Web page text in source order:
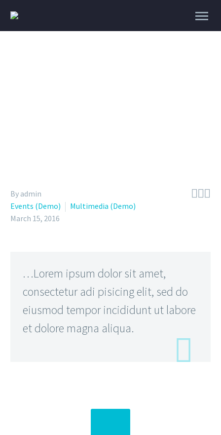

By admin
Events (Demo)
Multimedia (Demo)
March 15, 2016
…Lorem ipsum dolor sit amet,
consectetur adi pisicing elit, sed do
eiusmod tempor incididunt ut labore
et dolore magna aliqua.